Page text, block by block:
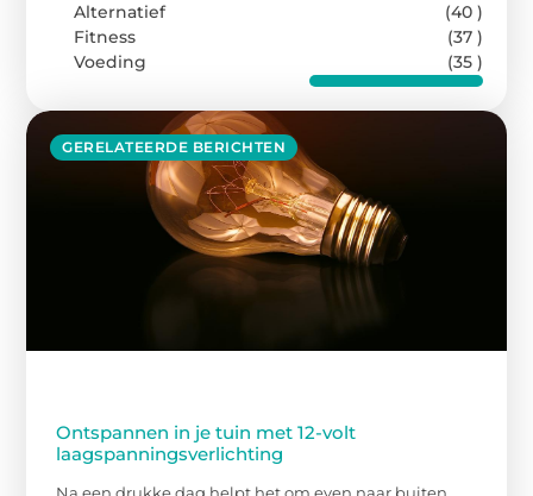
GERELATEERDE BERICHTEN
Ontspannen in je tuin met 12-volt
laagspanningsverlichting
Alternatief
(40 )
Fitness
(37 )
Voeding
(35 )